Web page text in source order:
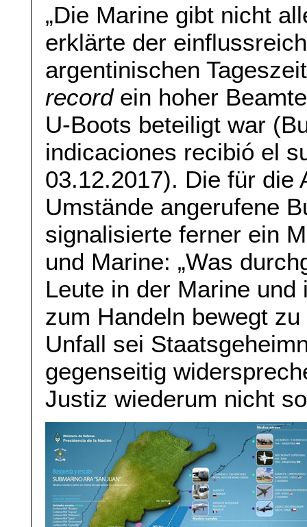
„Die Marine gibt nicht
erklärte der
argentinischen
recordein hoher
U-Boots beteiligt war
indicaciones recibió el
03.12.2017). Die für die
Umstände angerufene
signalisierte ferner ein
und Marine: „Was
Leute in der Marine
zum Handeln bewegt
Unfall sei
gegenseitig
Justiz wiederum nicht